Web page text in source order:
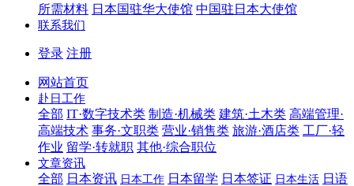
所需材料 日本国驻华大使馆 中国驻日本大使馆
联系我们
登录 注册
网站首页
赴日工作
全部 IT·数字技术类 制造·机械类 建筑·土木类 高端管理·
高端技术 事务·文职类 营业·销售类 旅游·酒店类 工厂·轻
作业 留学·转就职 其他·综合职位
文章资讯
全部 日本资讯 日本工作 日本留学 日本签证 日本生活 日语